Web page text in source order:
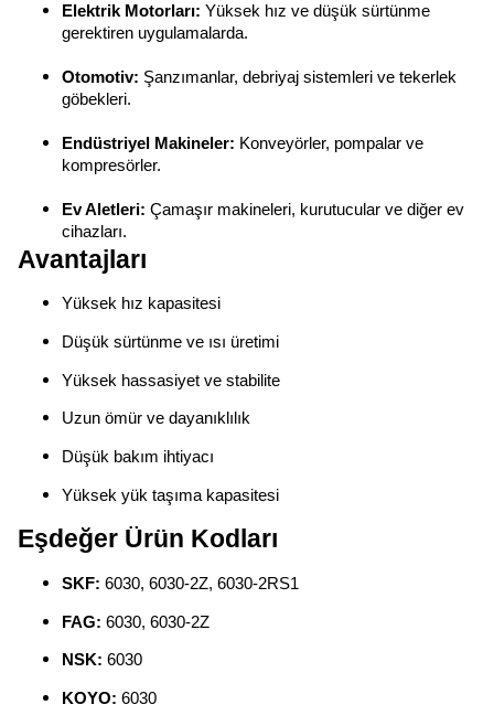
Elektrik Motorları: Yüksek hız ve düşük sürtünme
gerektiren uygulamalarda.
Otomotiv: Şanzımanlar, debriyaj sistemleri ve tekerlek
göbekleri.
Endüstriyel Makineler: Konveyörler, pompalar ve
kompresörler.
Ev Aletleri: Çamaşır makineleri, kurutucular ve diğer ev
cihazları.
Avantajları
Yüksek hız kapasitesi
Düşük sürtünme ve ısı üretimi
Yüksek hassasiyet ve stabilite
Uzun ömür ve dayanıklılık
Düşük bakım ihtiyacı
Yüksek yük taşıma kapasitesi
Eşdeğer Ürün Kodları
SKF: 6030, 6030-2Z, 6030-2RS1
FAG: 6030, 6030-2Z
NSK: 6030
KOYO: 6030